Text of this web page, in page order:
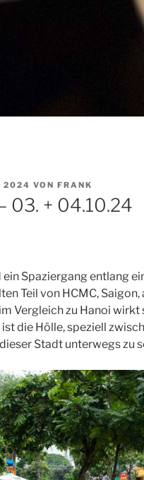
2024 VON FRANK
03. + 04.10.24
ein Spaziergang entlang
Teil von HCMC,
Vergleich zu Hanoi
die Hölle, speziell
Stadt unterwegs zu